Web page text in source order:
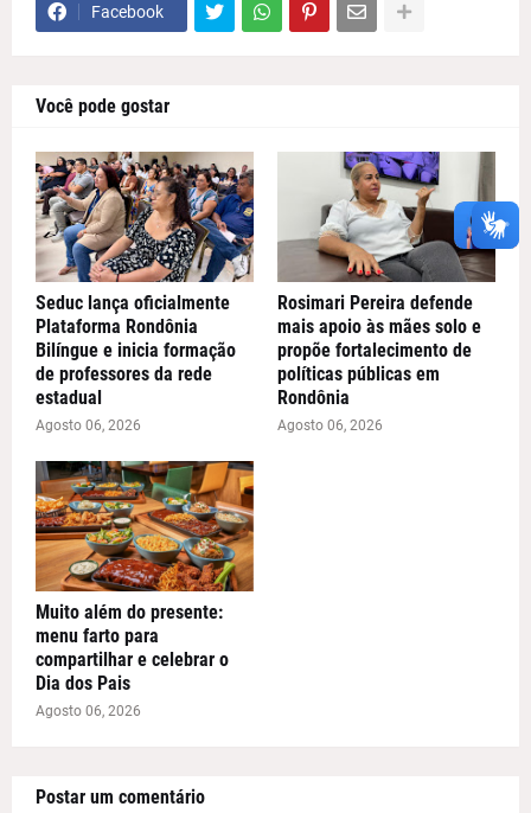
Facebook
Você pode gostar
Seduc lança oficialmente
Plataforma Rondônia
Bilíngue e inicia formação
de professores da rede
estadual
Agosto 06, 2026
Rosimari Pereira defende
mais apoio às mães solo e
propõe fortalecimento de
políticas públicas em
Rondônia
Agosto 06, 2026
Muito além do presente:
menu farto para
compartilhar e celebrar o
Dia dos Pais
Agosto 06, 2026
Postar um comentário